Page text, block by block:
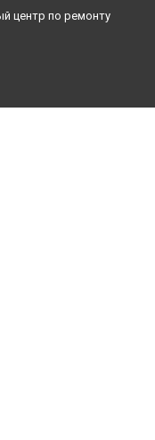
Zanussi в
центр по ремонту